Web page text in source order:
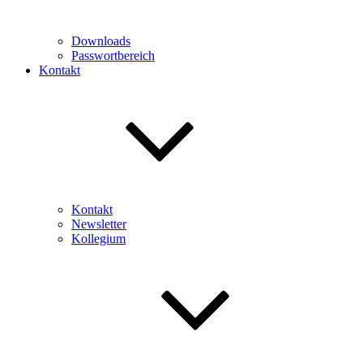
Downloads
Passwortbereich
Kontakt
Kontakt
Newsletter
Kollegium